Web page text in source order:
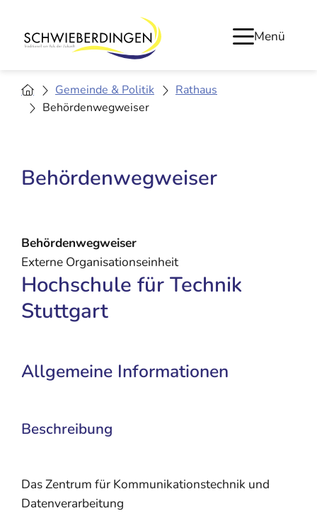
Menü
Gemeinde & Politik
Rathaus
Behördenwegweiser
Behördenwegweiser
Behördenwegweiser
Externe Organisationseinheit
Hochschule für Technik
Stuttgart
Allgemeine Informationen
Beschreibung
Das Zentrum für Kommunikationstechnik und
Datenverarbeitung